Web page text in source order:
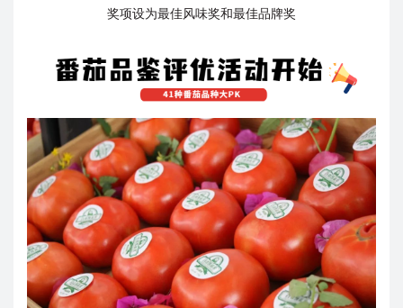
奖项设为最佳风味奖和最佳品牌奖